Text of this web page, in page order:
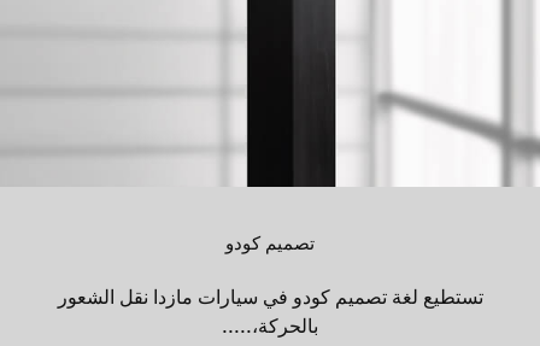
تصميم كودو
تستطيع لغة تصميم كودو في سيارات مازدا نقل الشعور
بالحركة،.....